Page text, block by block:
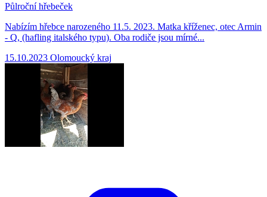
Půlroční hřebeček
Nabízím hřebce narozeného 11.5. 2023. Matka kříženec, otec Armin
- Q, (hafling italského typu). Oba rodiče jsou mírné...
15.10.2023 Olomoucký kraj